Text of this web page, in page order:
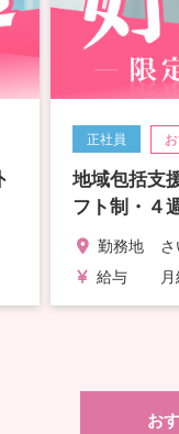
正社員
地域包括支
フト制・４
勤務地
給与
お